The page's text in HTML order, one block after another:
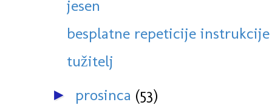
jesen
besplatne repeticije
tužitelj
► prosinca (53)